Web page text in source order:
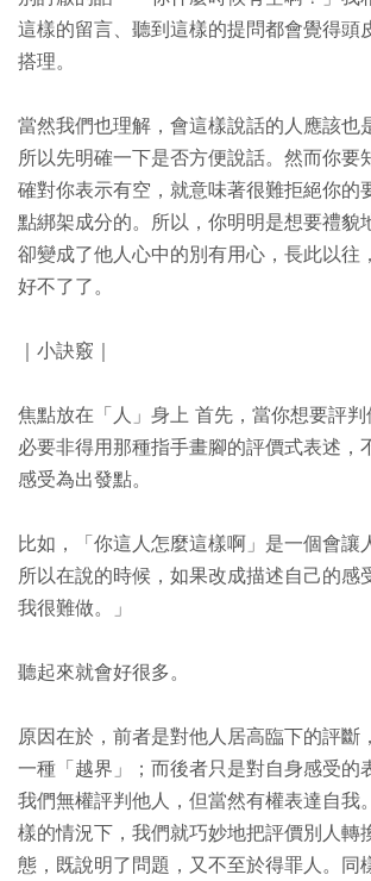
這樣的留言、聽到這樣的提問都會覺得頭
搭理。
當然我們也理解，會這樣說話的人應該也
所以先明確一下是否方便說話。然而你要
確對你表示有空，就意味著很難拒絕你的
點綁架成分的。所以，你明明是想要禮貌
卻變成了他人心中的別有用心，長此以往
好不了了。
｜小訣竅｜
焦點放在「人」身上 首先，當你想要評
必要非得用那種指手畫腳的評價式表述，
感受為出發點。
比如，「你這人怎麼這樣啊」是一個會讓
所以在說的時候，如果改成描述自己的感
我很難做。」
聽起來就會好很多。
原因在於，前者是對他人居高臨下的評斷
一種「越界」；而後者只是對自身感受的
我們無權評判他人，但當然有權表達自我
樣的情況下，我們就巧妙地把評價別人轉
態，既說明了問題，又不至於得罪人。同